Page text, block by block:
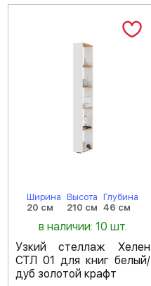
Ширина
20 см
Высота
210 см
Глубина
46 см
в наличии: 10 шт.
Узкий стеллаж Хелен
СТЛ 01 для книг белый/
дуб золотой крафт